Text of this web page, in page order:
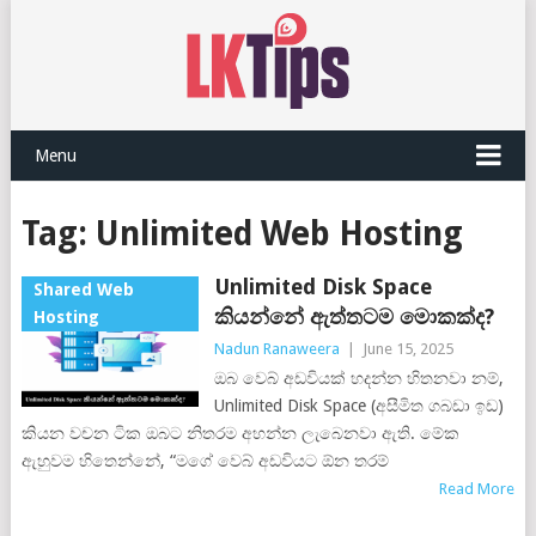
Menu
Tag: Unlimited Web Hosting
Shared Web
Hosting
Unlimited Disk Space
කියන්නේ ඇත්තටම මොකක්ද?
Nadun Ranaweera June 15, 2025
ඔබ වෙබ් අඩවියක් හදන්න හිතනවා නම්,
Unlimited Disk Space (අසීමිත ගබඩා ඉඩ)
කියන වචන ටික ඔබට නිතරම අහන්න ලැබෙනවා ඇති. මේක
ඇහුවම හිතෙන්නේ, “මගේ වෙබ් අඩවියට ඕන තරම්
Read More